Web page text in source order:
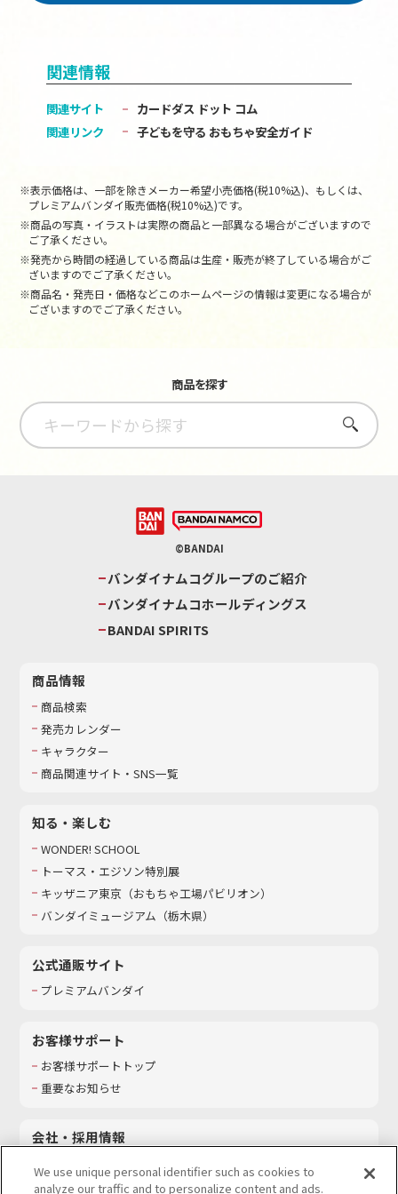
関連情報
関連サイト
カードダス ドット コム
関連リンク
子どもを守る おもちゃ安全ガイド
※表示価格は、一部を除きメーカー希望小売価格(税10%込)、もしくは、
プレミアムバンダイ販売価格(税10%込)です。
※商品の写真・イラストは実際の商品と一部異なる場合がございますので
ご了承ください。
※発売から時間の経過している商品は生産・販売が終了している場合がご
ざいますのでご了承ください。
※商品名・発売日・価格などこのホームページの情報は変更になる場合が
ございますのでご了承ください。
商品を探す
さがす
©BANDAI
バンダイナムコグループのご紹介
バンダイナムコホールディングス
BANDAI SPIRITS
商品情報
商品検索
発売カレンダー
キャラクター
商品関連サイト・SNS一覧
知る・楽しむ
WONDER! SCHOOL
トーマス・エジソン特別展
キッザニア東京（おもちゃ工場パビリオン）​
バンダイミュージアム（栃木県）
公式通販サイト
プレミアムバンダイ
お客様サポート
お客様サポートトップ
重要なお知らせ
会社・採用情報
採用情報
We use unique personal identifier such as cookies to
analyze our traffic and to personalize content and ads.